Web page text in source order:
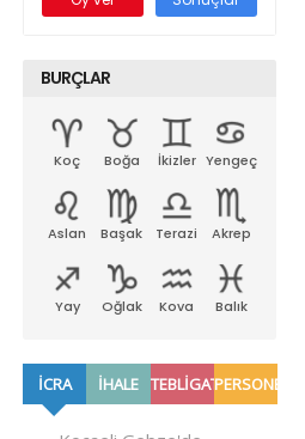
BURÇLAR
Koç Boğa İkizler Yengeç
Aslan Başak Terazi Akrep
Yay Oğlak Kova Balık